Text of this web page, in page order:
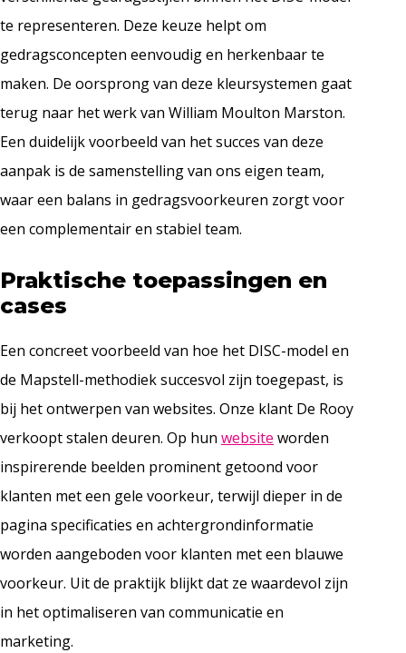
te representeren. Deze keuze helpt om
gedragsconcepten eenvoudig en herkenbaar te
maken. De oorsprong van deze kleursystemen gaat
terug naar het werk van William Moulton Marston.
Een duidelijk voorbeeld van het succes van deze
aanpak is de samenstelling van ons eigen team,
waar een balans in gedragsvoorkeuren zorgt voor
een complementair en stabiel team.
Praktische toepassingen en
cases
Een concreet voorbeeld van hoe het DISC-model en
de Mapstell-methodiek succesvol zijn toegepast, is
bij het ontwerpen van websites. Onze klant De Rooy
verkoopt stalen deuren. Op hun website worden
inspirerende beelden prominent getoond voor
klanten met een gele voorkeur, terwijl dieper in de
pagina specificaties en achtergrondinformatie
worden aangeboden voor klanten met een blauwe
voorkeur. Uit de praktijk blijkt dat ze waardevol zijn
in het optimaliseren van communicatie en
marketing.